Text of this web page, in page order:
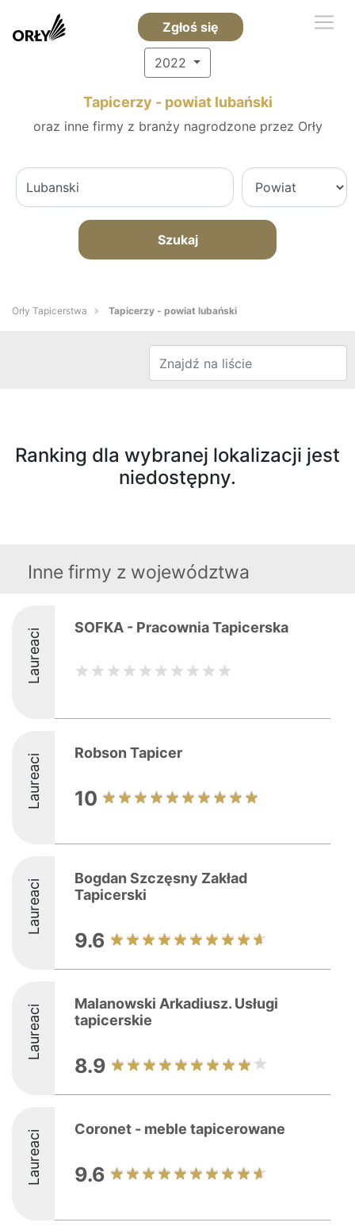
Zgłoś się
2022
Tapicerzy - powiat lubański
oraz inne firmy z branży nagrodzone przez Orły
Szukaj
Orły Tapicerstwa Tapicerzy - powiat lubański
Ranking dla wybranej lokalizacji jest
niedostępny.
Inne firmy z województwa
Laureaci SOFKA - Pracownia Tapicerska
Laureaci Robson Tapicer
10
Laureaci
Bogdan Szczęsny Zakład
Tapicerski
9.6
Laureaci
Malanowski Arkadiusz. Usługi
tapicerskie
8.9
Laureaci Coronet - meble tapicerowane
9.6